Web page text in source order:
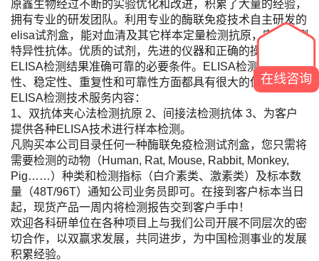
原鑫生物经过不断的实验优化和改进，积累了大量的经验，
拥有专业的研发团队。利用专业的酶联免疫技术自主研发的
elisa试剂盒，能对血清及其它样本定量检测抗原，定性检测
特异性抗体。优质的试剂，先进的仪器和正确的操作是保证
ELISA检测结果准确可靠的必要条件。ELISA检测的方便
性、稳定性、重复性和可靠性方面都具有很大的优势。
ELISA检测技术服务内容：
1、双抗体夹心法检测抗原 2、间接法检测抗体 3、为客户
提供各种ELISA技术进行样本检测。
凡购买本公司目录任何一种酶联免疫检测试剂盒，您只需将
需要检测的动物（Human, Rat, Mouse, Rabbit, Monkey,
Pig……）种类和检测指标（白介素类、激素类）及标本数
量（48T/96T）通知公司业务员即可。在接到客户标本当日
起，现货产品一周内将检测报告交到客户手中！
欢迎各科研单位在各种项目上与我们公司开展不同层次的密
切合作，以双赢求发展，共同进步，为中国检测事业的发展
积累经验。
在线咨询